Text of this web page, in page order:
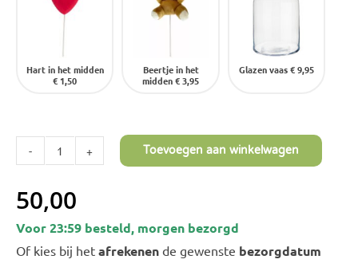
Hart in het midden
€ 1,50
Beertje in het
midden€ 3,95
Glazen vaas€ 9,95
Hortensia
XXL
-
10
Toevoegen aan winkelwagen
50,00
Voor 23:59 besteld, morgen bezorgd
Of kies bij het afrekenende gewenste bezorgdatum